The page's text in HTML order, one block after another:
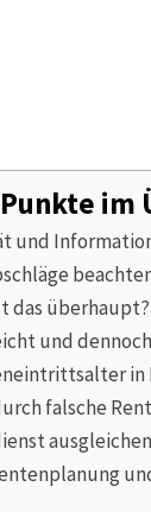
im
und
das überhaupt?
und
in
falsche
ausgleichen